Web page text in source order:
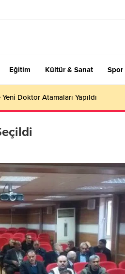
Eğitim Kültür & Sanat Spor
Doktor Atamaları Yapıldı